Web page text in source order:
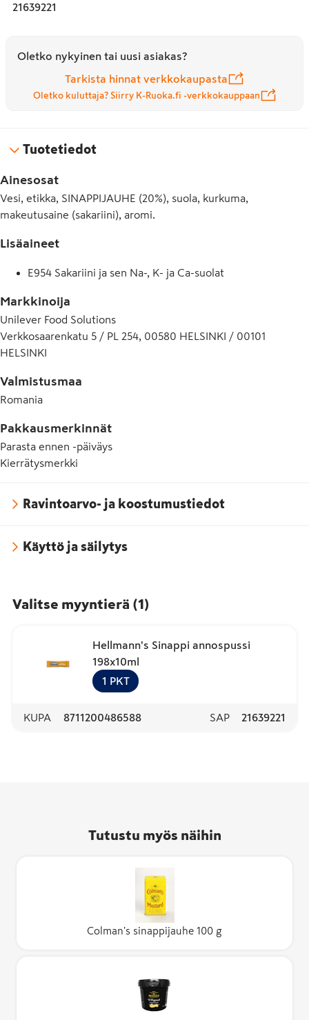
21639221
Oletko nykyinen tai uusi asiakas?
Tarkista hinnat verkkokaupasta
Oletko kuluttaja? Siirry K-Ruoka.fi -verkkokauppaan
Tuotetiedot
Ainesosat
Vesi, etikka, SINAPPIJAUHE (20%), suola, kurkuma,
makeutusaine (sakariini), aromi.
Lisäaineet
E954 Sakariini ja sen Na-, K- ja Ca-suolat
Markkinoija
Unilever Food Solutions
Verkkosaarenkatu 5 / PL 254, 00580 HELSINKI / 00101
HELSINKI
Valmistusmaa
Romania
Pakkausmerkinnät
Parasta ennen -päiväys
Kierrätysmerkki
Ravintoarvo- ja koostumustiedot
Käyttö ja säilytys
Valitse myyntierä (1)
Hellmann's Sinappi annospussi
198x10ml
1 PKT
KUPA 8711200486588 SAP 21639221
Tutustu myös näihin
Colman's sinappijauhe 100 g